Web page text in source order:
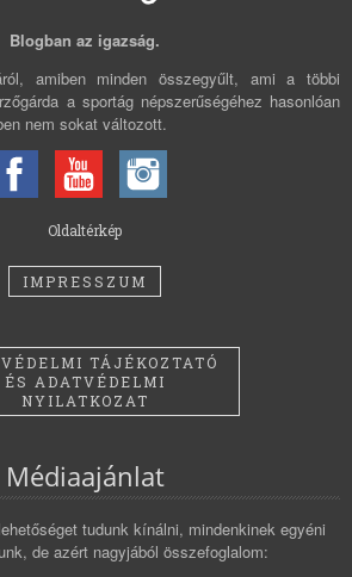
Blogban az igazság.
amiben minden összegyűlt, ami a többi
a sportág népszerűségéhez hasonlóan
nem sokat változott.
Oldaltérkép
IMPRESSZUM
TÁJÉKOZTATÓ
ÉS ADATVÉDELMI
NYILATKOZAT
Médiaajánlat
tudunk kínálni, mindenkinek egyéni
de azért nagyjából összefoglalom: